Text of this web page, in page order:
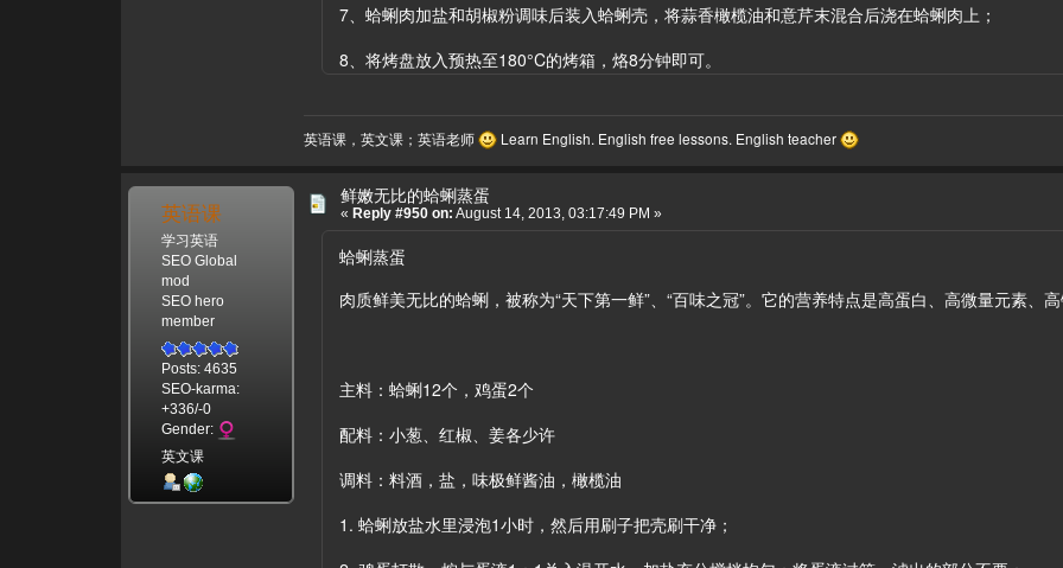
7、蛤蜊肉加盐和胡椒粉调味后装入蛤蜊壳，将蒜香橄榄油和意芹末混合后浇在蛤蜊肉上；
8、将烤盘放入预热至180°C的烤箱，烙8分钟即可。
英语课，英文课；英语老师 Learn English. English free lessons. English teacher
英语课
学习英语
SEO Global
mod
SEO hero
member
Posts: 4635
SEO-karma:
+336/-0
Gender:
英文课
鲜嫩无比的蛤蜊蒸蛋
« Reply #950 on: August 14, 2013, 03:17:49 PM »
蛤蜊蒸蛋
肉质鲜美无比的蛤蜊，被称为“天下第一鲜”、“百味之冠”。它的营养特点是高蛋白、高微量元素、
主料：蛤蜊12个，鸡蛋2个
配料：小葱、红椒、姜各少许
调料：料酒，盐，味极鲜酱油，橄榄油
1. 蛤蜊放盐水里浸泡1小时，然后用刷子把壳刷干净；